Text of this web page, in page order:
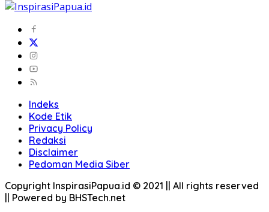
Indeks
Kode Etik
Privacy Policy
Redaksi
Disclaimer
Pedoman Media Siber
Copyright InspirasiPapua.id © 2021 || All rights reserved
|| Powered by BHSTech.net